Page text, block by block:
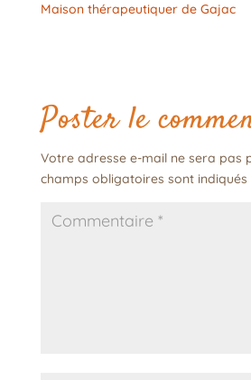
Maison thérapeutiquer de Gajac
Poster le
Votre adresse e-mail ne sera pas
champs obligatoires sont indiqués